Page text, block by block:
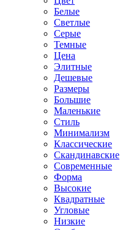
Белые
Светлые
Серые
Темные
Цена
Элитные
Дешевые
Размеры
Большие
Маленькие
Стиль
Минимализм
Классические
Скандинавские
Современные
Форма
Высокие
Квадратные
Угловые
Низкие